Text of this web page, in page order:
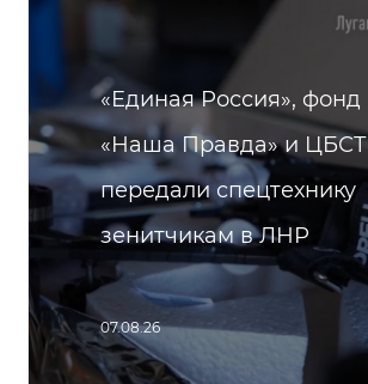
«Единая Россия», фонд
«Наша Правда» и ЦБСТ
передали спецтехнику
зенитчикам в ЛНР
07.08.26